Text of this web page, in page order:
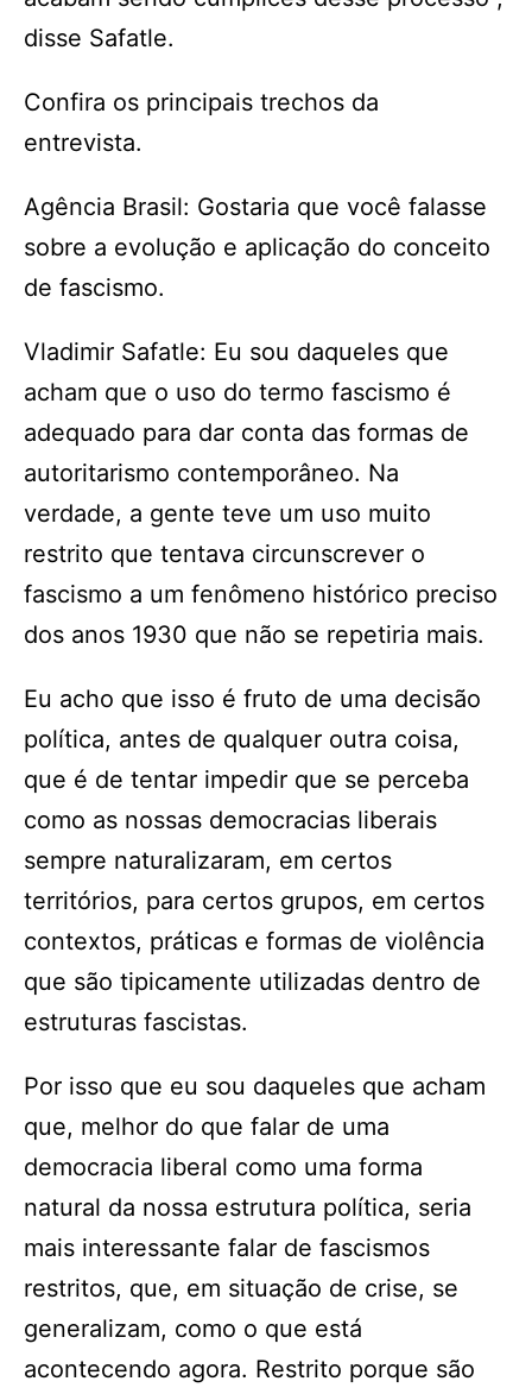
disse Safatle.
Confira os principais trechos da
entrevista.
Agência Brasil: Gostaria que você falasse
sobre a evolução e aplicação do conceito
de fascismo.
Vladimir Safatle: Eu sou daqueles que
acham que o uso do termo fascismo é
adequado para dar conta das formas de
autoritarismo contemporâneo. Na
verdade, a gente teve um uso muito
restrito que tentava circunscrever o
fascismo a um fenômeno histórico preciso
dos anos 1930 que não se repetiria mais.
Eu acho que isso é fruto de uma decisão
política, antes de qualquer outra coisa,
que é de tentar impedir que se perceba
como as nossas democracias liberais
sempre naturalizaram, em certos
territórios, para certos grupos, em certos
contextos, práticas e formas de violência
que são tipicamente utilizadas dentro de
estruturas fascistas.
Por isso que eu sou daqueles que acham
que, melhor do que falar de uma
democracia liberal como uma forma
natural da nossa estrutura política, seria
mais interessante falar de fascismos
restritos, que, em situação de crise, se
generalizam, como o que está
acontecendo agora. Restrito porque são